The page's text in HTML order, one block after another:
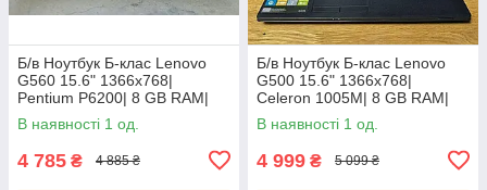
Б/в Ноутбук Б-клас Lenovo
G560 15.6" 1366x768|
Pentium P6200| 8 GB RAM|
120 GB SSD| HD
В наявності 1 од.
4 785 ₴ 4 885 ₴
Б/в Ноутбук Б-клас Lenovo
G500 15.6" 1366x768|
Celeron 1005M| 8 GB RAM|
128 GB SSD| HD
В наявності 1 од.
4 999 ₴ 5 099 ₴